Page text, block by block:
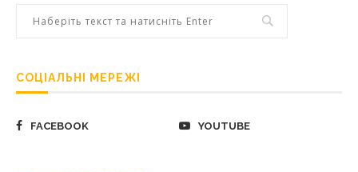
СОЦІАЛЬНІ МЕРЕЖІ
FACEBOOK YOUTUBE